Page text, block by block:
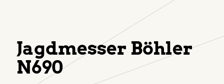
Jagdmesser Böhler
N690